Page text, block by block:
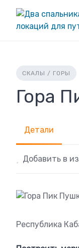
content
СКАЛЫ / ГОРЫ
Гора
Детали
Добавить в
Республика